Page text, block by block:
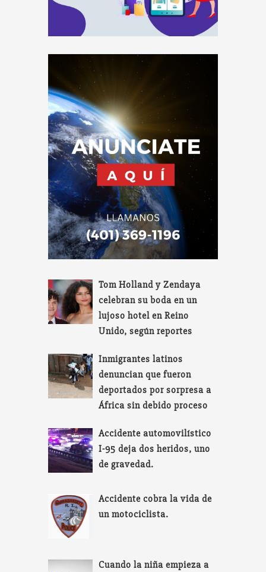
Tom Holland y Zendaya
celebran su boda en un
lujoso hotel en Reino
Unido, según reportes
Inmigrantes latinos
denuncian que fueron
deportados por sorpresa a
África sin debido proceso
Accidente automovilístico
I-95 deja dos heridos, uno
de gravedad.
Accidente cobra la vida de
un motociclista.
Cuando la niña empieza a